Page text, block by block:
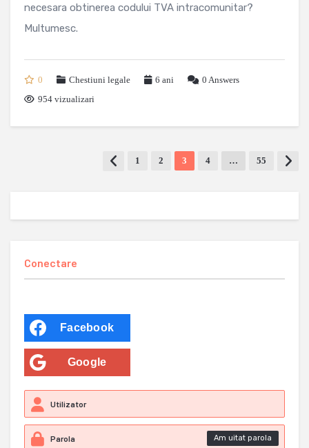
necesara obtinerea codului TVA intracomunitar?
Multumesc.
0 Chestiuni legale 6 ani 0 Answers
954 vizualizari
1 2 3 4 … 55
Conectare
Facebook
Google
Am uitat parola